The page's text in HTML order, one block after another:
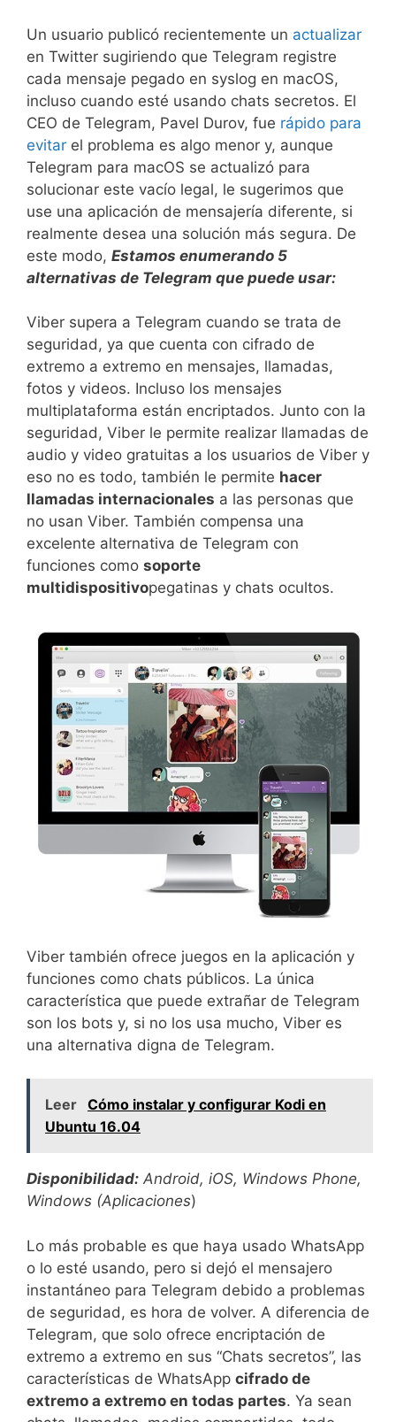
Un usuario publicó recientemente un actualizar
en Twitter sugiriendo que Telegram registre
cada mensaje pegado en syslog en macOS,
incluso cuando esté usando chats secretos. El
CEO de Telegram, Pavel Durov, fue rápido para
evitar el problema es algo menor y, aunque
Telegram para macOS se actualizó para
solucionar este vacío legal, le sugerimos que
use una aplicación de mensajería diferente, si
realmente desea una solución más segura. De
este modo, Estamos enumerando 5
alternativas de Telegram que puede usar:
Viber supera a Telegram cuando se trata de
seguridad, ya que cuenta con cifrado de
extremo a extremo en mensajes, llamadas,
fotos y videos. Incluso los mensajes
multiplataforma están encriptados. Junto con la
seguridad, Viber le permite realizar llamadas de
audio y video gratuitas a los usuarios de Viber y
eso no es todo, también le permite hacer
llamadas internacionales a las personas que
no usan Viber. También compensa una
excelente alternativa de Telegram con
funciones como soporte
multidispositivopegatinas y chats ocultos.
Viber también ofrece juegos en la aplicación y
funciones como chats públicos. La única
característica que puede extrañar de Telegram
son los bots y, si no los usa mucho, Viber es
una alternativa digna de Telegram.
Leer Cómo instalar y configurar Kodi en
Ubuntu 16.04
Disponibilidad: Android, iOS, Windows Phone,
Windows (Aplicaciones)
Lo más probable es que haya usado WhatsApp
o lo esté usando, pero si dejó el mensajero
instantáneo para Telegram debido a problemas
de seguridad, es hora de volver. A diferencia de
Telegram, que solo ofrece encriptación de
extremo a extremo en sus “Chats secretos”, las
características de WhatsApp cifrado de
extremo a extremo en todas partes. Ya sean